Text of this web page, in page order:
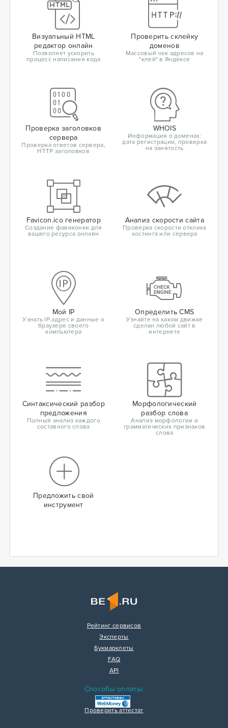
Визуальный HTML
редактор онлайн
Позволяет ускорить
процесс написания кода
Проверить склейку
доменов
Массовый чек адресов на
"клей" в Яндексе
Проверка заголовков
сервера
Проверка ответов сервера,
HTTP заголовков
WHOIS
Информация о доменах:
дата регистрации, проверка
на занятость
Favicon.ico генератор
Создание фавиконки для
вашего ресурса онлайн
Анализ скорости сайта
Проверка скорости отклика
хостинга или сервера
Мой IP
Узнать IP адрес и данные о
браузере своего
компьютера
Определить CMS
Узнайте на каком движке
сделан любой сайт в
интернете
Синтаксический разбор
предложения
Полный анализ каждого
составного слова
Морфологический
разбор слова
Анализ морфологии и
грамматических признаков
слова
Предложить свой
инструмент
Рейтинг сервисов
Эксперты
Букмарклеты
FAQ
API
Способы оплаты:
Проверить аттестат